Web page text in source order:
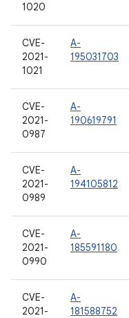
1020
CVE-
2021-
1021
A-
195031703
CVE-
2021-
0987
A-
190619791
CVE-
2021-
0989
A-
194105812
CVE-
2021-
0990
A-
185591180
CVE-
2021-
A-
181588752